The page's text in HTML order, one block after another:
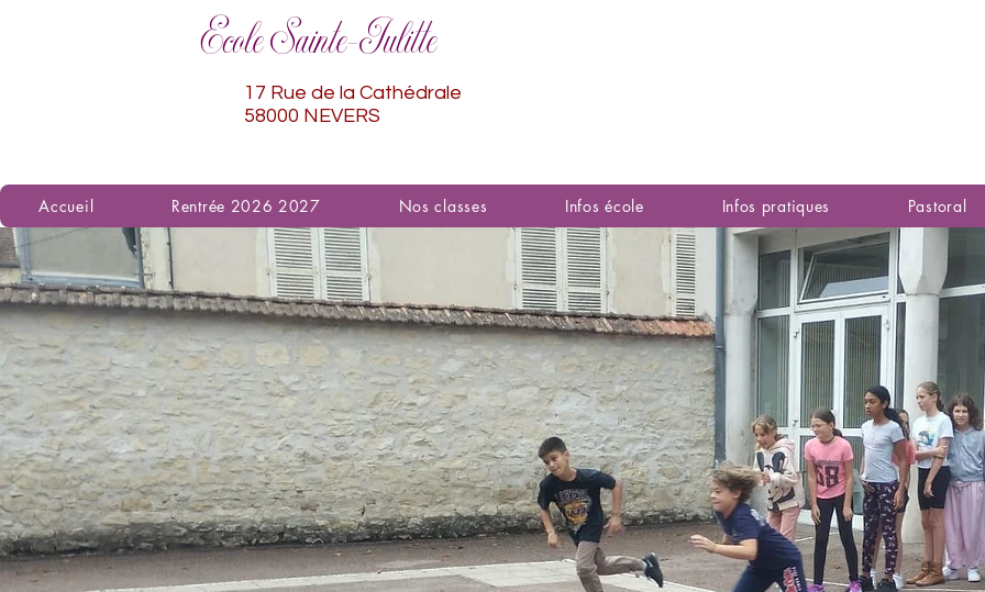
Ecole Sainte-Julitte
17 Rue de la Cathédrale
58000 NEVERS
Accueil Rentrée 2026 2027 Nos classes Infos école Infos pratiques Pastoral